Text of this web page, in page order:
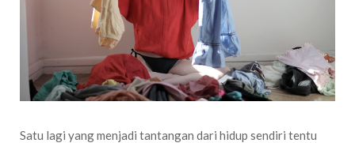
Satu lagi yang menjadi tantangan dari hidup sendiri tentu